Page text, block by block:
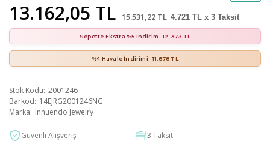
13.162,05 TL 15.531,22 TL 4.721 TL x 3 Taksit
Sepette Ekstra %5 İndirim 12.373 TL
%4 Havale İndirimi 11.878 TL
Stok Kodu 2001246
Barkod 14EJRG2001246NG
Marka Innuendo Jewelry
Güvenli Alışveriş
3 Taksit